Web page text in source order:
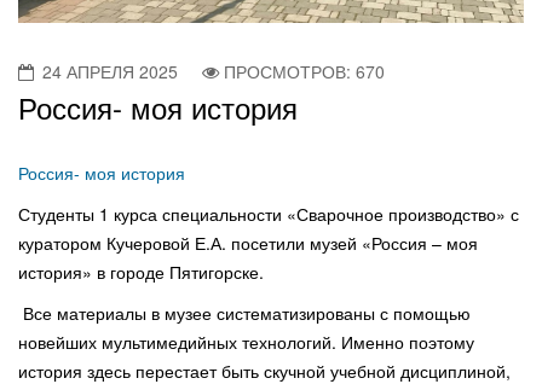
24 АПРЕЛЯ 2025 ПРОСМОТРОВ: 670
Россия- моя история
Россия- моя история
Студенты 1 курса специальности «Сварочное производство» с
куратором Кучеровой Е.А. посетили музей «Россия – моя
история» в городе Пятигорске.
Все материалы в музее систематизированы с помощью
новейших мультимедийных технологий. Именно поэтому
история здесь перестает быть скучной учебной дисциплиной,